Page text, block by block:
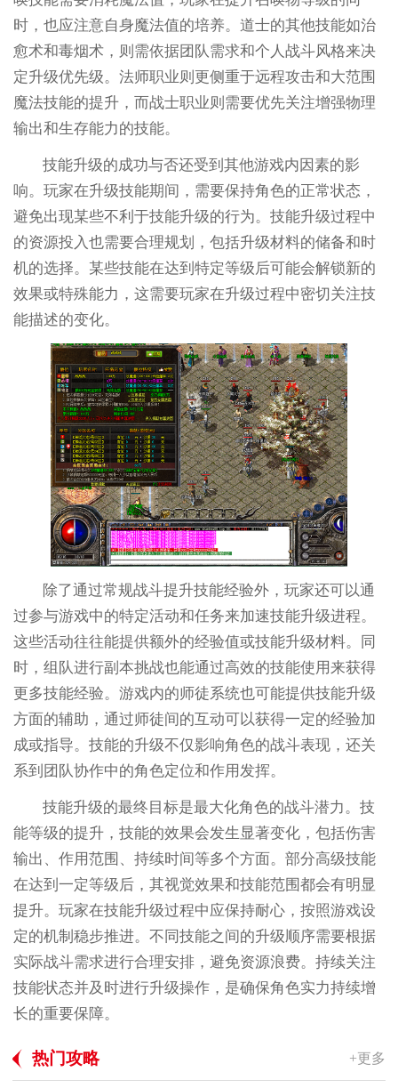
时，也应注意自身魔法值的培养。道士的其他技能如治
愈术和毒烟术，则需依据团队需求和个人战斗风格来决
定升级优先级。法师职业则更侧重于远程攻击和大范围
魔法技能的提升，而战士职业则需要优先关注增强物理
输出和生存能力的技能。
技能升级的成功与否还受到其他游戏内因素的影
响。玩家在升级技能期间，需要保持角色的正常状态，
避免出现某些不利于技能升级的行为。技能升级过程中
的资源投入也需要合理规划，包括升级材料的储备和时
机的选择。某些技能在达到特定等级后可能会解锁新的
效果或特殊能力，这需要玩家在升级过程中密切关注技
能描述的变化。
除了通过常规战斗提升技能经验外，玩家还可以通
过参与游戏中的特定活动和任务来加速技能升级进程。
这些活动往往能提供额外的经验值或技能升级材料。同
时，组队进行副本挑战也能通过高效的技能使用来获得
更多技能经验。游戏内的师徒系统也可能提供技能升级
方面的辅助，通过师徒间的互动可以获得一定的经验加
成或指导。技能的升级不仅影响角色的战斗表现，还关
系到团队协作中的角色定位和作用发挥。
技能升级的最终目标是最大化角色的战斗潜力。技
能等级的提升，技能的效果会发生显著变化，包括伤害
输出、作用范围、持续时间等多个方面。部分高级技能
在达到一定等级后，其视觉效果和技能范围都会有明显
提升。玩家在技能升级过程中应保持耐心，按照游戏设
定的机制稳步推进。不同技能之间的升级顺序需要根据
实际战斗需求进行合理安排，避免资源浪费。持续关注
技能状态并及时进行升级操作，是确保角色实力持续增
长的重要保障。
热门攻略 +更多